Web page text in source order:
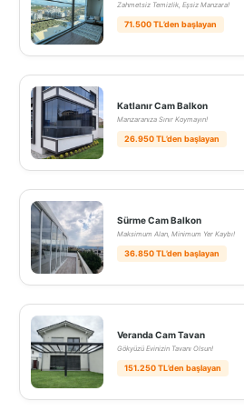
Zahmetsiz Temizlik, Eşsiz Manzara!
71.500 TL’den başlayan
Katlanır Cam Balkon
Manzaranıza Sınır Koymayın!
26.950 TL’den başlayan
Sürme Cam Balkon
Maksimum Alan, Minimum Yer Kaybı!
36.850 TL’den başlayan
Veranda Cam Tavan
Gökyüzü Evinizin Tavanı Olsun!
151.250 TL’den başlayan